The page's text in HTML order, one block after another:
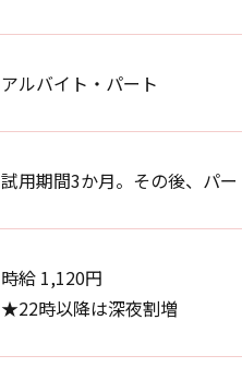
アルバイト・パート
試用期間3か月。その後、パ
時給 1,120円
★22時以降は深夜割増